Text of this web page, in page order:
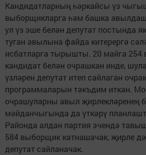
Кандидатларның һәркайсы үз
выборщикларга һәм башка
ул үз эше белән депутат постында
туган авылына файда китерергә
исбатларга тырышты. 20 майга 254
кандидат белән очрашкан инде,
үзләрен депутат итеп сайлаган
программаларын тәкъдим иткән.
очрашуларны авыл җирлекләренең
мәйданчыгында да үткәрү
Районда алдан партия эчендә
584 выборщик катнашачак, җирле
депутат сайланачак.